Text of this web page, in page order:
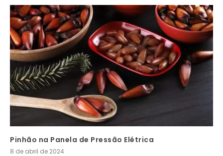
Pinhão na Panela de Pressão Elétrica
8 de abril de 2024